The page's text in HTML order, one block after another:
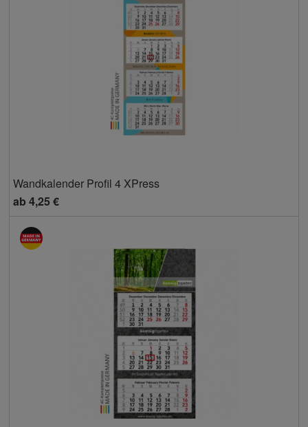
Wandkalender Profil 4 XPress
ab 4,25 €